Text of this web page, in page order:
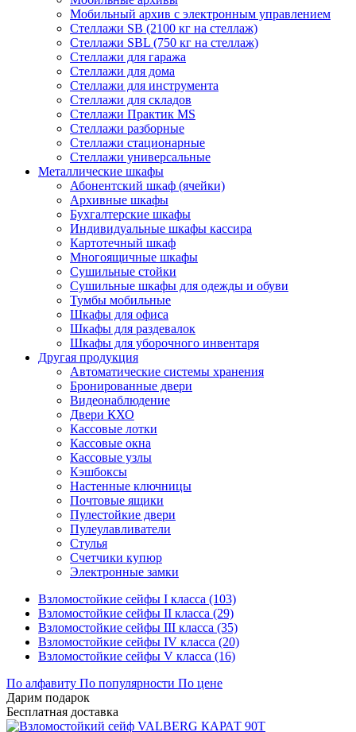
Мобильный архив с электронным управлением
Стеллажи SB (2100 кг на стеллаж)
Стеллажи SBL (750 кг на стеллаж)
Стеллажи для гаража
Стеллажи для дома
Стеллажи для инструмента
Стеллажи для складов
Стеллажи Практик MS
Стеллажи разборные
Стеллажи стационарные
Стеллажи универсальные
Металлические шкафы
Абонентский шкаф (ячейки)
Архивные шкафы
Бухгалтерские шкафы
Индивидуальные шкафы кассира
Картотечный шкаф
Многоящичные шкафы
Сушильные стойки
Сушильные шкафы для одежды и обуви
Тумбы мобильные
Шкафы для офиса
Шкафы для раздевалок
Шкафы для уборочного инвентаря
Другая продукция
Автоматические системы хранения
Бронированные двери
Видеонаблюдение
Двери КХО
Кассовые лотки
Кассовые окна
Кассовые узлы
Кэшбоксы
Настенные ключницы
Почтовые ящики
Пулестойкие двери
Пулеулавливатели
Стулья
Счетчики купюр
Электронные замки
Взломостойкие сейфы I класса (103)
Взломостойкие сейфы II класса (29)
Взломостойкие сейфы III класса (35)
Взломостойкие сейфы IV класса (20)
Взломостойкие сейфы V класса (16)
По алфавиту По популярности По цене
Дарим подарок
Бесплатная доставка